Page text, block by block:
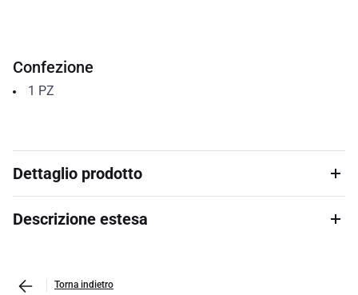
Confezione
1 PZ
Dettaglio prodotto
Descrizione estesa
Torna indietro